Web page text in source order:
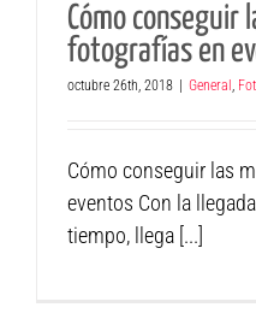
Cómo conseguir
fotografías en
octubre 26th, 2018 | General
Cómo conseguir las
eventos Con la
tiempo, llega [...]